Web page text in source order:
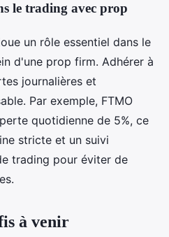
le trading avec prop
un rôle essentiel dans le
d'une prop firm. Adhérer à
journalières et
Par exemple, FTMO
quotidienne de 5%, ce
stricte et un suivi
trading pour éviter de
à venir